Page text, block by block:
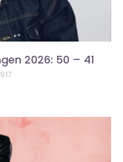
2026: 50 – 41